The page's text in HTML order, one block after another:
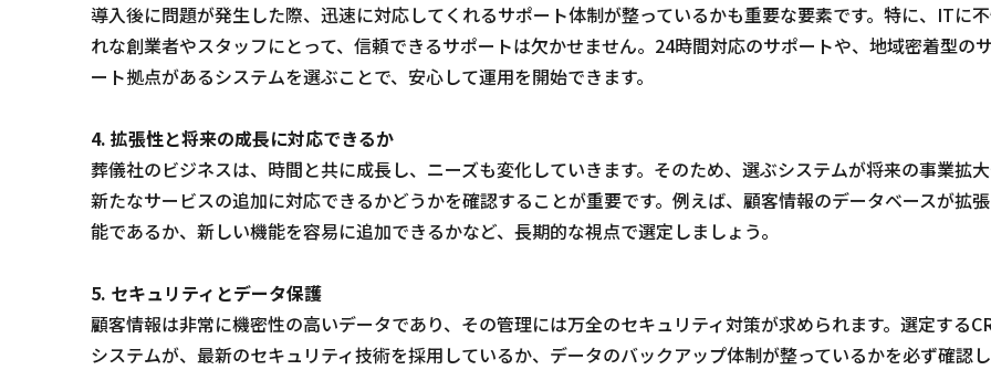
導入後に問題が発生した際、迅速に対応してくれるサポート体制が整っているかも重要な要素です。特に、ITに
れな創業者やスタッフにとって、信頼できるサポートは欠かせません。24時間対応のサポートや、地域密着型の
ート拠点があるシステムを選ぶことで、安心して運用を開始できます。
4. 拡張性と将来の成長に対応できるか
葬儀社のビジネスは、時間と共に成長し、ニーズも変化していきます。そのため、選ぶシステムが将来の事業拡
新たなサービスの追加に対応できるかどうかを確認することが重要です。例えば、顧客情報のデータベースが拡
能であるか、新しい機能を容易に追加できるかなど、長期的な視点で選定しましょう。
5. セキュリティとデータ保護
顧客情報は非常に機密性の高いデータであり、その管理には万全のセキュリティ対策が求められます。選定する
システムが、最新のセキュリティ技術を採用しているか、データのバックアップ体制が整っているかを必ず確認